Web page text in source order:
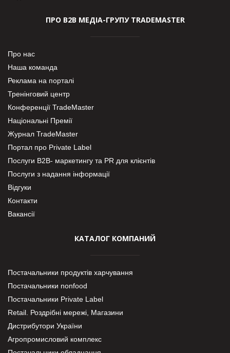
ПРО В2В МЕДІА-ГРУПУ TRADEMASTER
Про нас
Наша команда
Реклама на порталі
Тренінговий центр
Конференції TradeMaster
Національні Премії
Журнал TradeMaster
Портал про Private Label
Послуги В2В- маркетингу та PR для клієнтів
Послуги з надання інформації
Відгуки
Контакти
Вакансії
КАТАЛОГ КОМПАНИЙ
Постачальники продуктів харчування
Постачальники nonfood
Постачальники Private Label
Retail. Роздрібні мережі, Магазини
Дистрибутори України
Агропромисловий комплекс